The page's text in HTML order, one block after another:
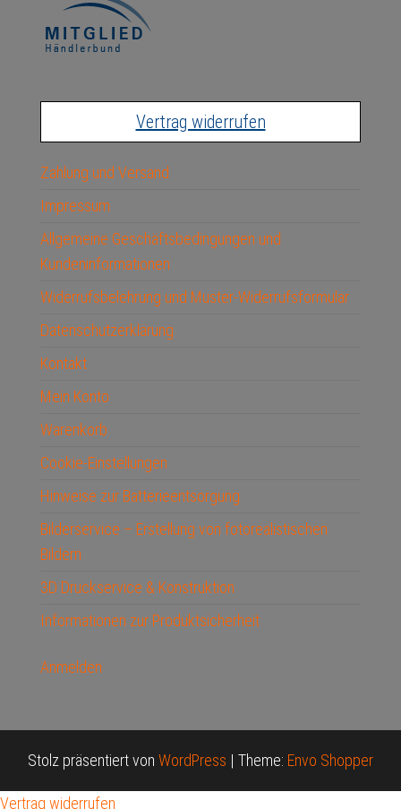
Vertrag widerrufen
Zahlung und Versand
Impressum
Allgemeine Geschäftsbedingungen und
Kundeninformationen
Widerrufsbelehrung und Muster-Widerrufsformular
Datenschutzerklärung
Kontakt
Mein Konto
Warenkorb
Cookie-Einstellungen
Hinweise zur Batterieentsorgung
Bilderservice – Erstellung von fotorealistischen
Bildern
3D Druckservice & Konstruktion
Informationen zur Produktsicherheit
Anmelden
Stolz präsentiert von WordPress | Theme: Envo Shopper
Vertrag widerrufen